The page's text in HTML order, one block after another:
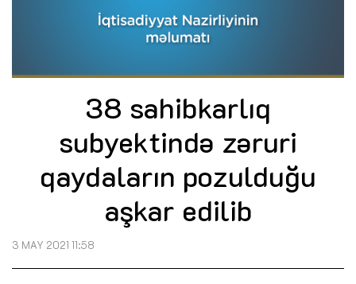
38 sahibkarlıq
subyektində zəruri
qaydaların pozulduğu
aşkar edilib
3 MAY 2021 11:58